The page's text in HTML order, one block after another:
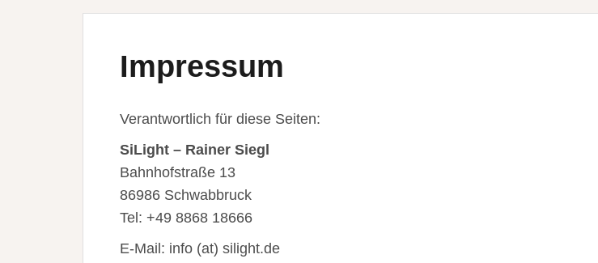
Impressum
Verantwortlich für diese Seiten:
SiLight – Rainer Siegl
Bahnhofstraße 13
86986 Schwabbruck
Tel: +49 8868 18666
E-Mail: info (at) silight.de